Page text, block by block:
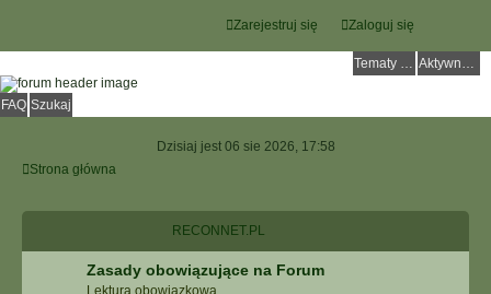
Zaloguj się
Zarejestruj się
Tematy bez odpowiedzi Aktywne tematy
FAQ Szukaj
Dzisiaj jest 06 sie 2026, 17:58
Strona główna
RECONNET.PL
Zasady obowiązujące na Forum
Lektura obowiązkowa